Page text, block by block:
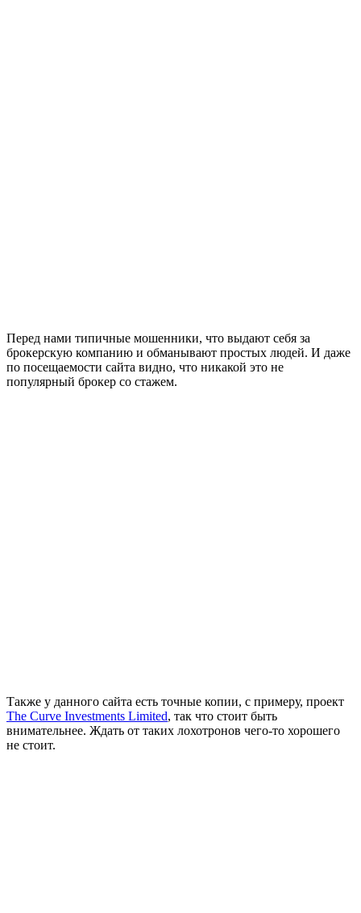
Перед нами типичные мошенники, что выдают себя за
брокерскую компанию и обманывают простых людей. И даже
по посещаемости сайта видно, что никакой это не
популярный брокер со стажем.
Также у данного сайта есть точные копии, с примеру, проект
The Curve Investments Limited, так что стоит быть
внимательнее. Ждать от таких лохотронов чего-то хорошего
не стоит.